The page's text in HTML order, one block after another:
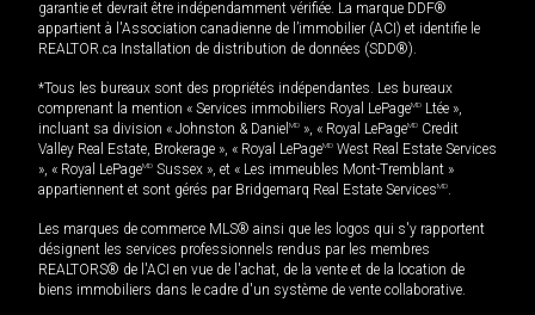
garantie et devrait être indépendamment vérifiée. La marque DDF®
appartient à l'Association canadienne de l’immobilier (ACI) et identifie le
REALTOR.ca Installation de distribution de données (SDD®).
*Tous les bureaux sont des propriétés indépendantes. Les bureaux
comprenant la mention « Services immobiliers Royal LePageMD Ltée »,
incluant sa division « Johnston & Daniel MD », « Royal LePageMD Credit
Valley Real Estate, Brokerage », « Royal LePageMD West Real Estate Services
», « Royal LePageMD Sussex », et « Les immeubles Mont-Tremblant »
appartiennent et sont gérés par Bridgemarq Real Estate ServicesMD.
Les marques de commerce MLS® ainsi que les logos qui s'y rapportent
désignent les services professionnels rendus par les membres
REALTORS® de l'ACI en vue de l'achat, de la vente et de la location de
biens immobiliers dans le cadre d'un système de vente collaborative.